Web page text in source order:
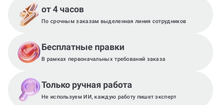
от 4 часов
По срочным заказам выделенная линия сотрудников
Бесплатные правки
В рамках первоначальных требований заказа
Только ручная работа
Не используем ИИ, каждую работу пишет эксперт